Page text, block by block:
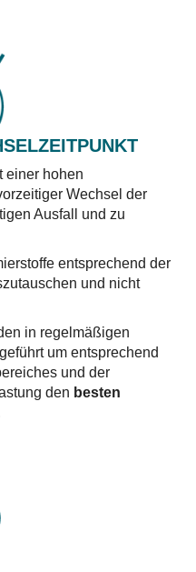
einer hohen
Wechsel der
Ausfall und zu
entsprechend der
und nicht
in regelmäßigen
um entsprechend
und der
den besten